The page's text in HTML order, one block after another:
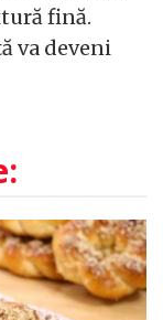
fină.
va deveni